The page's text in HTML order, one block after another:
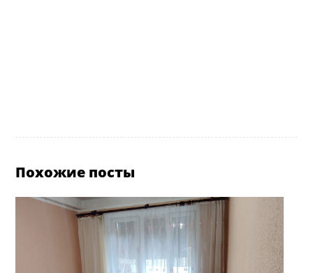
Похожие посты